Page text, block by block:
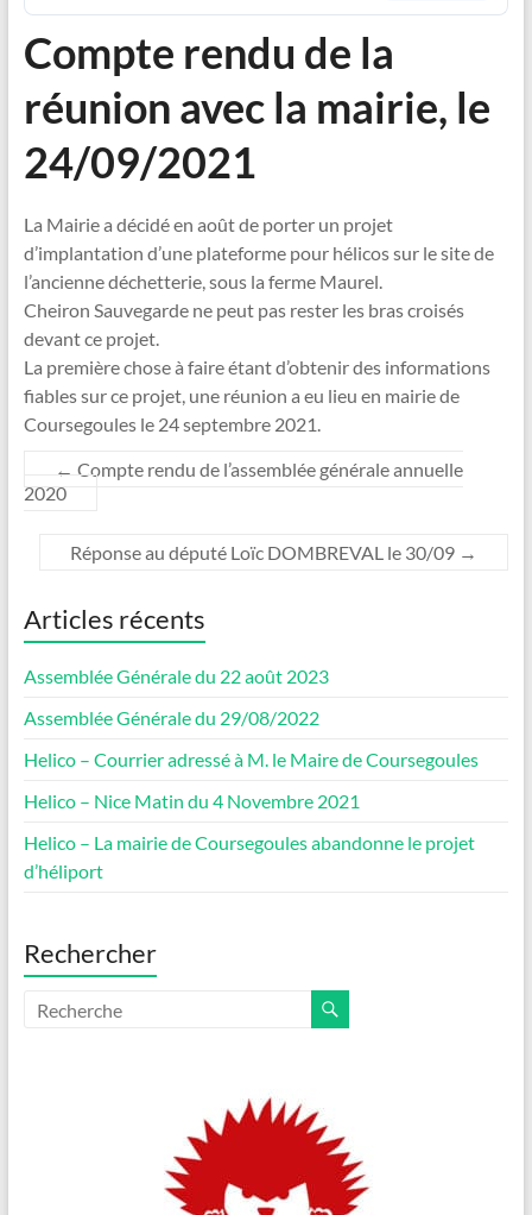
Compte rendu de la
réunion avec la mairie, le
24/09/2021
La Mairie a décidé en août de porter un projet
d’implantation d’une plateforme pour hélicos sur le site de
l’ancienne déchetterie, sous la ferme Maurel.
Cheiron Sauvegarde ne peut pas rester les bras croisés
devant ce projet.
La première chose à faire étant d’obtenir des informations
fiables sur ce projet, une réunion a eu lieu en mairie de
Coursegoules le 24 septembre 2021.
← Compte rendu de l’assemblée générale annuelle
2020
Réponse au député Loïc DOMBREVAL le 30/09 →
Articles récents
Assemblée Générale du 22 août 2023
Assemblée Générale du 29/08/2022
Helico – Courrier adressé à M. le Maire de Coursegoules
Helico – Nice Matin du 4 Novembre 2021
Helico – La mairie de Coursegoules abandonne le projet
d’héliport
Rechercher